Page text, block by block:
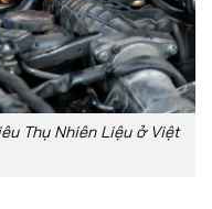
Thụ Nhiên Liệu ở Việt